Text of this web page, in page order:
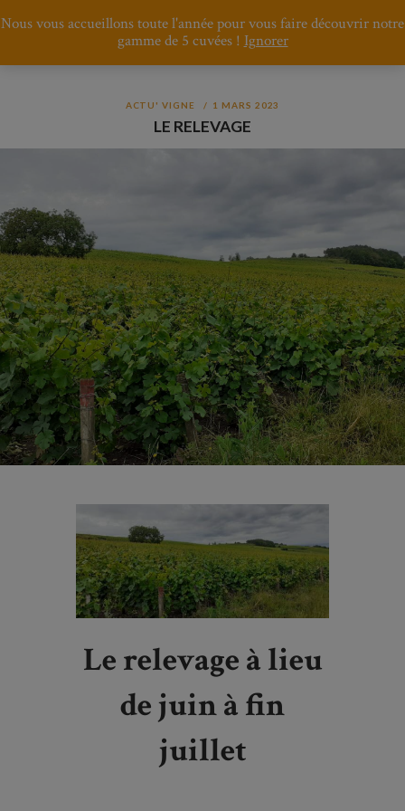
Nous vous accueillons toute l'année pour vous faire découvrir notre
gamme de 5 cuvées ! Ignorer
ACTU' VIGNE 1 MARS 2023
LE RELEVAGE
Le relevage à lieu
de juin à fin
juillet